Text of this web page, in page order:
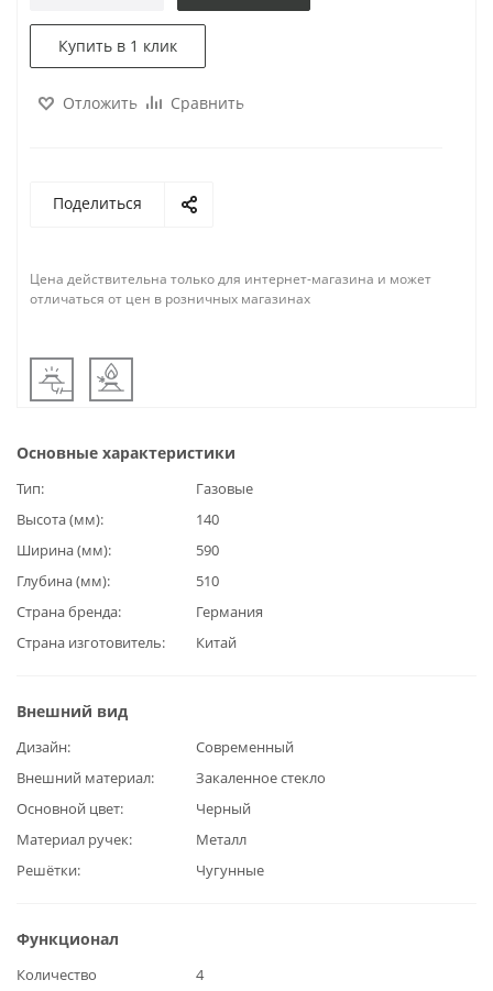
Купить в 1 клик
Отложить Сравнить
Поделиться
Цена действительна только для интернет-магазина и может
отличаться от цен в розничных магазинах
Основные характеристики
Тип
Газовые
Высота (мм)
140
Ширина (мм)
590
Глубина (мм)
510
Страна бренда
Германия
Страна изготовитель
Китай
Внешний вид
Дизайн
Современный
Внешний материал
Закаленное стекло
Основной цвет
Черный
Материал ручек
Металл
Решётки
Чугунные
Функционал
Количество
4